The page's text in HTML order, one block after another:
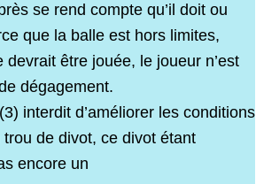
se rend compte qu’il doit ou
que la balle est hors limites,
être jouée, le joueur n’est
dégagement.
interdit d’améliorer les conditions
de divot, ce divot étant
encore un